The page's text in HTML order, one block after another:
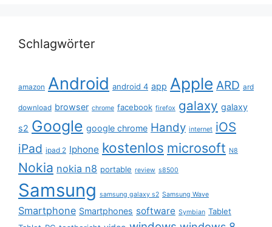
Schlagwörter
amazon Android android 4 app Apple ARD ard
download browser chrome facebook firefox galaxy galaxy
s2 Google google chrome Handy internet iOS
iPad ipad 2 Iphone kostenlos microsoft N8
Nokia nokia n8 portable review s8500
Samsung samsung galaxy s2 Samsung Wave
Smartphone Smartphones software Symbian Tablet